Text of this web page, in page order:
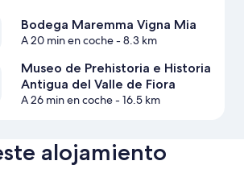
Bodega Maremma Vigna Mia
A 20 min en coche- 8.3 km
Museo de Prehistoria e Historia
Antigua del Valle de Fiora
A 26 min en coche- 16.5 km
alojamiento